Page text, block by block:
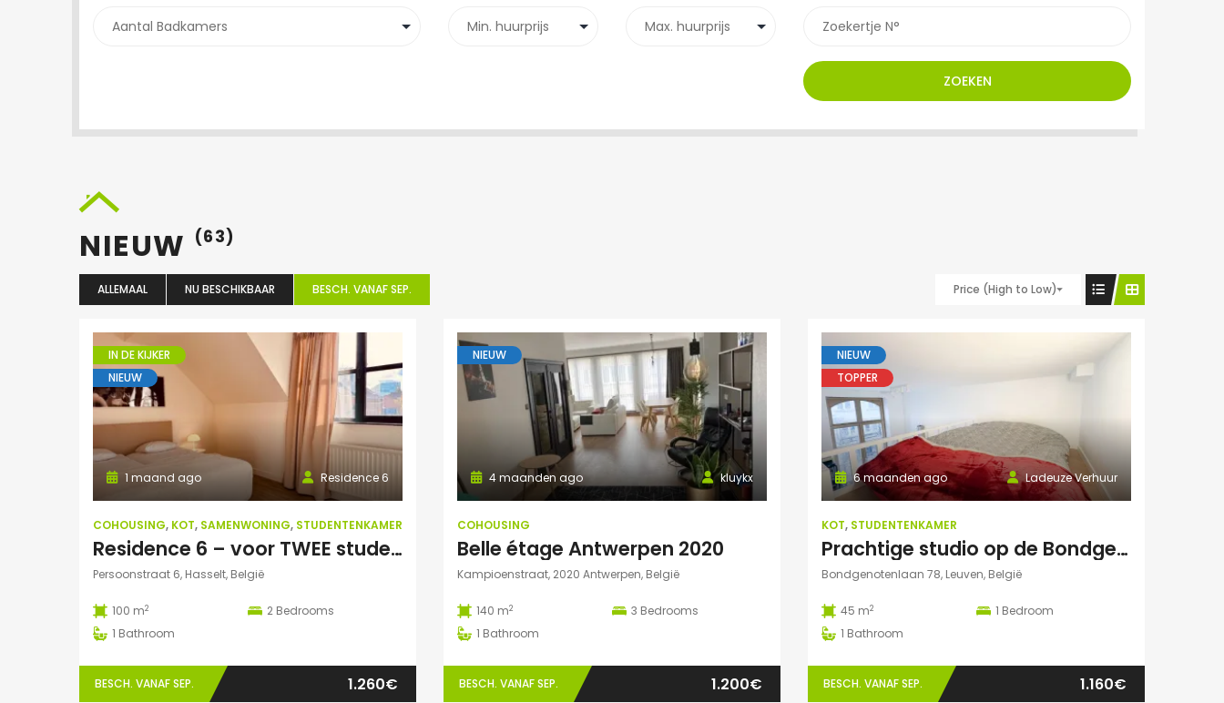
ZOEKEN
NIEUW (63)
ALLEMAAL NU BESCHIKBAAR BESCH. VANAF SEP. Price (High to Low)
IN DE KIJKER
NIEUW
Residence 6
1 maand ago
COHOUSING, KOT, SAMENWONING, STUDENTENKAMER
Residence 6 – voor TWEE studenten: Exclusieve studentenduplex
Persoonstraat 6, Hasselt, België
100 m2 2 Bedrooms
1 Bathroom
BESCH. VANAF SEP. 1.260€
NIEUW
kluykx
4 maanden ago
COHOUSING
Belle étage Antwerpen 2020
Kampioenstraat, 2020 Antwerpen, België
140 m2 3 Bedrooms
1 Bathroom
BESCH. VANAF SEP. 1.200€
NIEUW
TOPPER
Ladeuze Verhuur
6 maanden ago
KOT, STUDENTENKAMER
Prachtige studio op de Bondgenotenlaan
Bondgenotenlaan 78, Leuven, België
45 m2 1 Bedroom
1 Bathroom
BESCH. VANAF SEP. 1.160€